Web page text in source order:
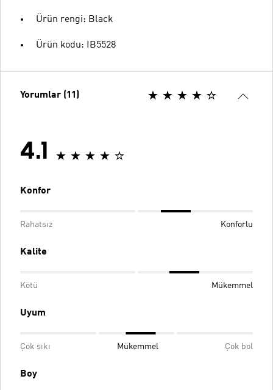
Ürün rengi: Black
Ürün kodu: IB5528
Yorumlar (11)
4.1
Konfor
Rahatsız Konforlu
Kalite
Kötü Mükemmel
Uyum
Çok sıkı Mükemmel Çok bol
Boy